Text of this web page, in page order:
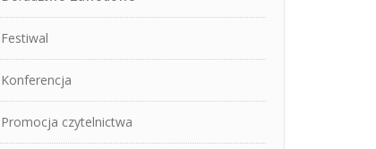
Festiwal
Konferencja
Promocja czytelnictwa